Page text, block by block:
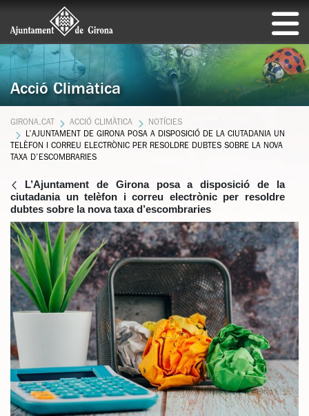
Acció Climàtica
GIRONA.CAT ACCIÓ CLIMÀTICA
NOTÍCIES
L’AJUNTAMENT DE GIRONA POSA A DISPOSICIÓ DE LA CIUTADANIA UN
TELÈFON I CORREU ELECTRÒNIC PER RESOLDRE DUBTES SOBRE LA NOVA
TAXA D’ESCOMBRARIES
L’Ajuntament de Girona posa a disposició de la
ciutadania un telèfon i correu electrònic per resoldre
dubtes sobre la nova taxa d’escombraries